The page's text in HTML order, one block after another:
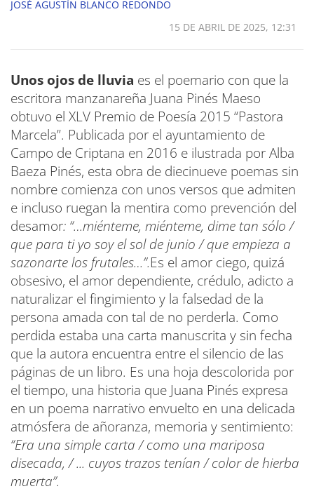
JOSÉ AGUSTÍN BLANCO REDONDO
15 DE ABRIL DE 2025, 12:31
Unos ojos de lluvia es el poemario con que la
escritora manzanareña Juana Pinés Maeso
obtuvo el XLV Premio de Poesía 2015 “Pastora
Marcela”. Publicada por el ayuntamiento de
Campo de Criptana en 2016 e ilustrada por Alba
Baeza Pinés, esta obra de diecinueve poemas sin
nombre comienza con unos versos que admiten
e incluso ruegan la mentira como prevención del
desamor: “…miénteme, miénteme, dime tan sólo /
que para ti yo soy el sol de junio / que empieza a
sazonarte los frutales…”.Es el amor ciego, quizá
obsesivo, el amor dependiente, crédulo, adicto a
naturalizar el fingimiento y la falsedad de la
persona amada con tal de no perderla. Como
perdida estaba una carta manuscrita y sin fecha
que la autora encuentra entre el silencio de las
páginas de un libro. Es una hoja descolorida por
el tiempo, una historia que Juana Pinés expresa
en un poema narrativo envuelto en una delicada
atmósfera de añoranza, memoria y sentimiento:
“Era una simple carta / como una mariposa
disecada, / ... cuyos trazos tenían / color de hierba
muerta”.